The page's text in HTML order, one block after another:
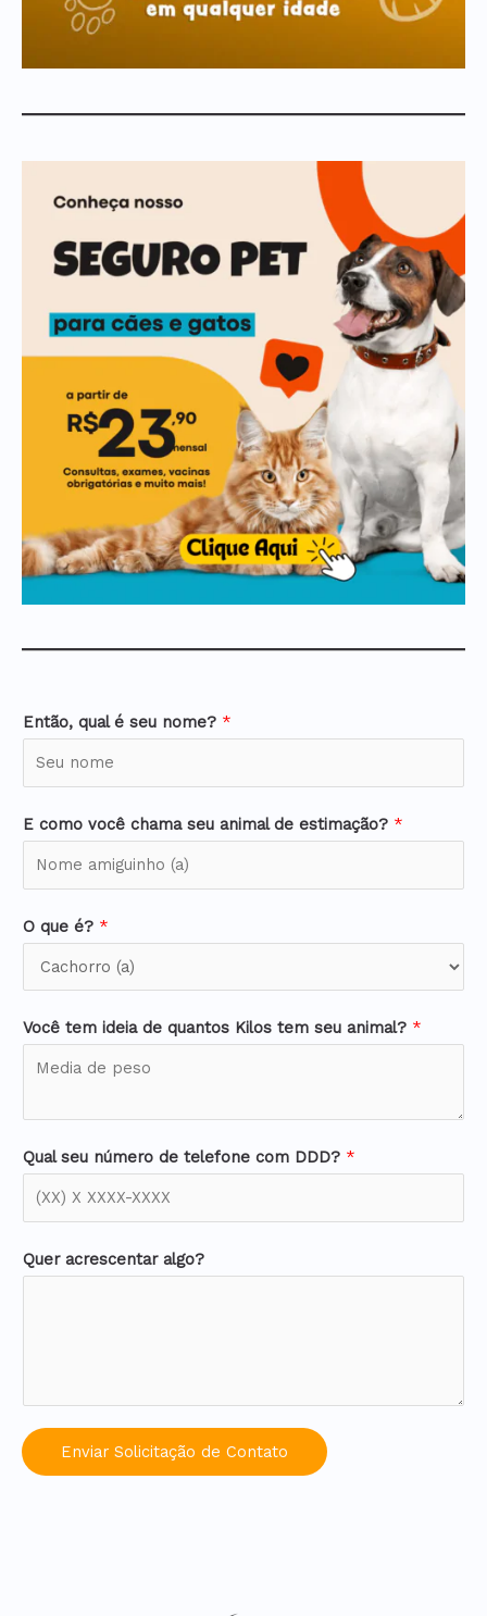
Então, qual é seu nome? *
E como você chama seu animal de estimação? *
O que é? *
Você tem ideia de quantos Kilos tem seu animal? *
Qual seu número de telefone com DDD? *
Quer acrescentar algo?
Enviar Solicitação de Contato